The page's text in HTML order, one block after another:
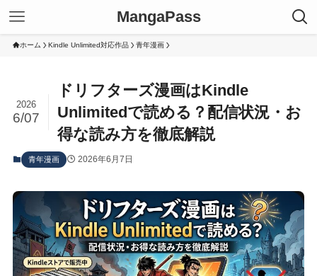
MangaPass
ホーム Kindle Unlimited対応作品 青年漫画
ドリフターズ漫画はKindle
Unlimitedで読める？配信状況・お
得な読み方を徹底解説
2026
6/07
青年漫画 2026年6月7日